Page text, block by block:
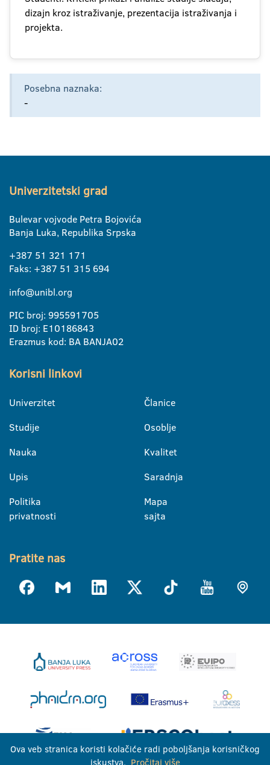
dizajn kroz istraživanje, prezentacija istraživanja i
projekta.
Posebna naznaka:
-
Univerzitetski grad
Bulevar vojvode Petra Bojovića
Banja Luka, Republika Srpska
+387 51 321 171
Faks: +387 51 315 694
info@unibl.org
PIC broj: 995591705
ID broj: E10186843
Erazmus kod: BA BANJA02
Korisni linkovi
Univerzitet
Studije
Nauka
Upis
Politika
privatnosti
Članice
Osoblje
Kvalitet
Saradnja
Mapa
sajta
Pratite nas
Ova veb stranica koristi kolačiće radi poboljšanja korisničkog
iskustva. Pročitaj više